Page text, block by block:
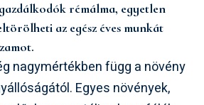
rémálma, egyetlen
az egész éves munkát
nagymértékben függ a növény
Egyes növények,